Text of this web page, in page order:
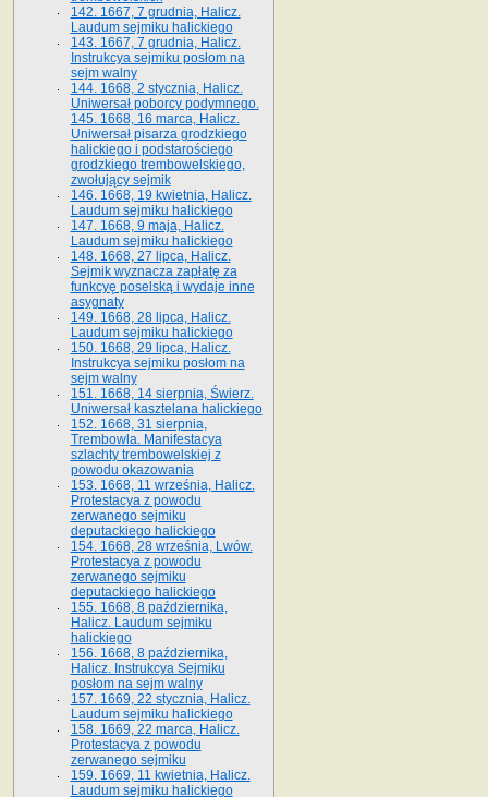
142. 1667, 7 grudnia, Halicz.
Laudum sejmiku halickiego
143. 1667, 7 grudnia, Halicz.
Instrukcya sejmiku posłom na
sejm walny
144. 1668, 2 stycznia, Halicz.
Uniwersał poborcy podymnego.
145. 1668, 16 marca, Halicz.
Uniwersał pisarza grodzkiego
halickiego i podstarościego
grodzkiego trembowelskiego,
zwołujący sejmik
146. 1668, 19 kwietnia, Halicz.
Laudum sejmiku halickiego
147. 1668, 9 maja, Halicz.
Laudum sejmiku halickiego
148. 1668, 27 lipca, Halicz.
Sejmik wyznacza zapłatę za
funkcyę poselską i wydaje inne
asygnaty
149. 1668, 28 lipca, Halicz.
Laudum sejmiku halickiego
150. 1668, 29 lipca, Halicz.
Instrukcya sejmiku posłom na
sejm walny
151. 1668, 14 sierpnia, Świerz.
Uniwersał kasztelana halickiego
152. 1668, 31 sierpnia,
Trembowla. Manifestacya
szlachty trembowelskiej z
powodu okazowania
153. 1668, 11 września, Halicz.
Protestacya z powodu
zerwanego sejmiku
deputackiego halickiego
154. 1668, 28 września, Lwów.
Protestacya z powodu
zerwanego sejmiku
deputackiego halickiego
155. 1668, 8 października,
Halicz. Laudum sejmiku
halickiego
156. 1668, 8 października,
Halicz. Instrukcya Sejmiku
posłom na sejm walny
157. 1669, 22 stycznia, Halicz.
Laudum sejmiku halickiego
158. 1669, 22 marca, Halicz.
Protestacya z powodu
zerwanego sejmiku
159. 1669, 11 kwietnia, Halicz.
Laudum sejmiku halickiego